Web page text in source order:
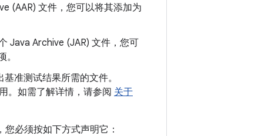
(AAR) 文件，您可以将其添加为
Java Archive (JAR) 文件，您可
准测试结果所需的文件。
。如需了解详情，请参阅 关于
必须按如下方式声明它：